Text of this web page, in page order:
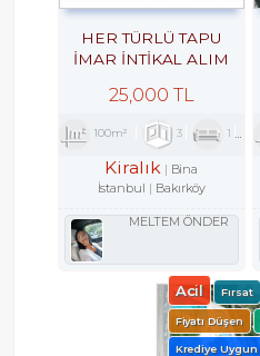
HER TÜRLÜ TAPU
İMAR İNTİKAL ALIM
ARACILIK VE
EKSPERTİZLİK ILE
KENTSEL DÖNÜŞÜM
DANIŞMANLIK
HİZMETLERİ
25,000 TL
100m² 3 1
Kiralık
Bina
İstanbul
Bakırköy
MELTEM ÖNDER
Acil Fırsat
Fiyatı Düşen
Krediye Uygun